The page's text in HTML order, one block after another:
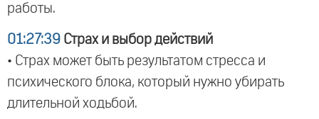
работы.
01:27:39 Страх и выбор действий
• Страх может быть результатом стресса и
психического блока, который нужно убирать
длительной ходьбой.